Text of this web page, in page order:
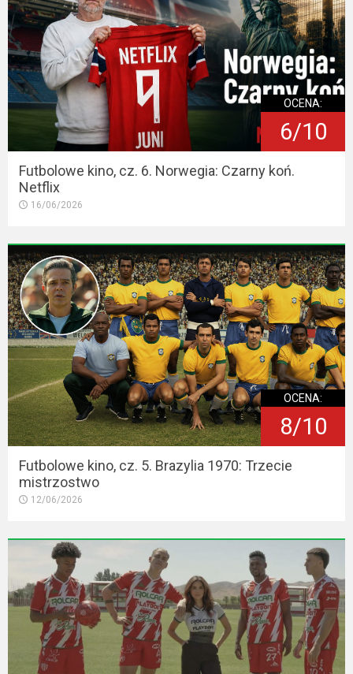
OCENA:
6/10
Futbolowe kino, cz. 6. Norwegia: Czarny koń.
Netflix
16/06/2026
OCENA:
8/10
Futbolowe kino, cz. 5. Brazylia 1970: Trzecie
mistrzostwo
12/06/2026